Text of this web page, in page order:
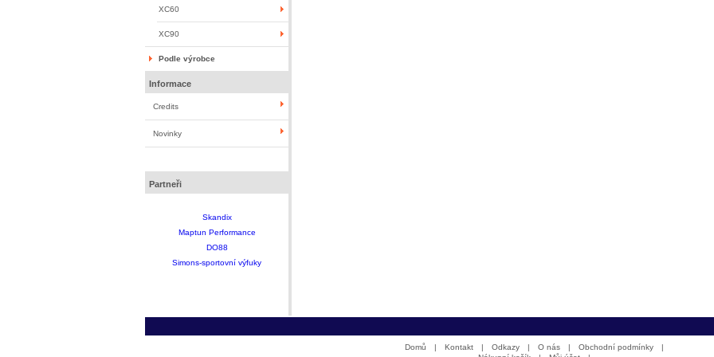
XC60
XC90
Podle výrobce
Informace
Credits
Novinky
Partneři
Skandix
Maptun Performance
DO88
Simons-sportovní výfuky
Domů | Kontakt | Odkazy | O nás | Obchodní podmínky
|